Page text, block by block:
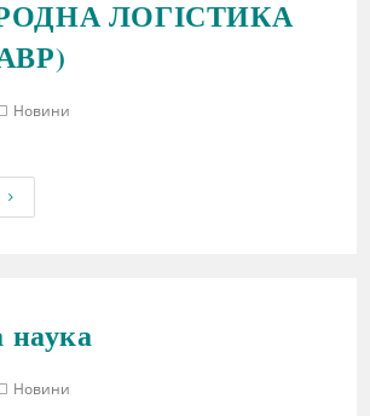
ЛОГІСТИКА
Новини
наука
Новини